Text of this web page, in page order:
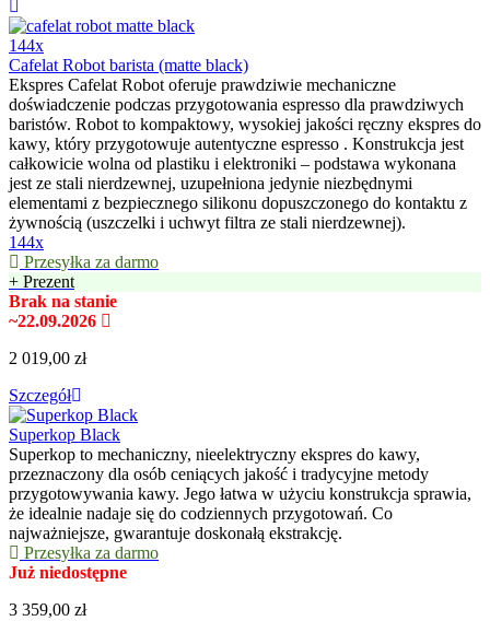
144x
Cafelat Robot barista (matte black)
Ekspres Cafelat Robot oferuje prawdziwie mechaniczne
doświadczenie podczas przygotowania espresso dla prawdziwych
baristów. Robot to kompaktowy, wysokiej jakości ręczny ekspres do
kawy, który przygotowuje autentyczne espresso . Konstrukcja jest
całkowicie wolna od plastiku i elektroniki – podstawa wykonana
jest ze stali nierdzewnej, uzupełniona jedynie niezbędnymi
elementami z bezpiecznego silikonu dopuszczonego do kontaktu z
żywnością (uszczelki i uchwyt filtra ze stali nierdzewnej).
144x
Przesyłka za darmo
+ Prezent
Brak na stanie
~22.09.2026
2 019,00 zł
Szczegół
Superkop Black
Superkop to mechaniczny, nieelektryczny ekspres do kawy,
przeznaczony dla osób ceniących jakość i tradycyjne metody
przygotowywania kawy. Jego łatwa w użyciu konstrukcja sprawia,
że idealnie nadaje się do codziennych przygotowań. Co
najważniejsze, gwarantuje doskonałą ekstrakcję.
Przesyłka za darmo
Już niedostępne
3 359,00 zł